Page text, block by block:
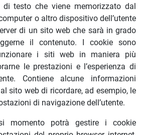
testo che viene memorizzato dal
o altro dispositivo dell’utente
di un sito web che sarà in grado
il contenuto. I cookie sono
i siti web in maniera più
le prestazioni e l’esperienza di
Contiene alcune informazioni
sito web di ricordare, ad esempio, le
di navigazione dell’utente.
momento potrà gestire i cookie